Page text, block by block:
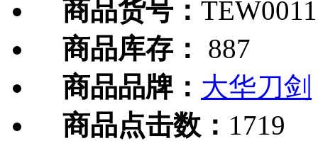
商品货号：
商品库存：
887
商品品牌： 大华刀剑
商品点击数： 1719